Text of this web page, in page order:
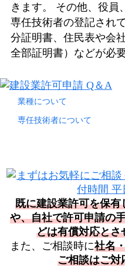
きます。 その他、役員
専任技術者の登記され
分証明書、住民表や会
全部証明書）などが必
業種について
専任技術者について
既に建設業許可を保
や、自社で許可申請の
どは有償対応とさ
また、ご相談時に社名
ご相談はご対